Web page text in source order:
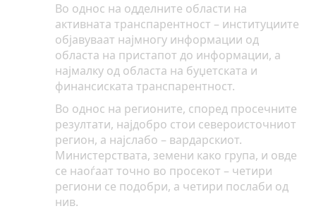
Во однос на одделните области на
активната транспарентност – институциите
објавуваат најмногу информации од
областа на пристапот до информации, а
најмалку од областа на буџетската и
финансиската транспарентност.
Во однос на регионите, според просечните
резултати, најдобро стои североисточниот
регион, а најслабо – вардарскиот.
Министерствата, земени како група, и овде
се наоѓаат точно во просекот – четири
региони се подобри, а четири послаби од
нив.